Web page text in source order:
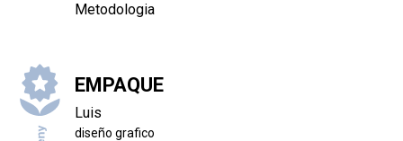
Metodologia
EMPAQUE
Luis
diseño grafico